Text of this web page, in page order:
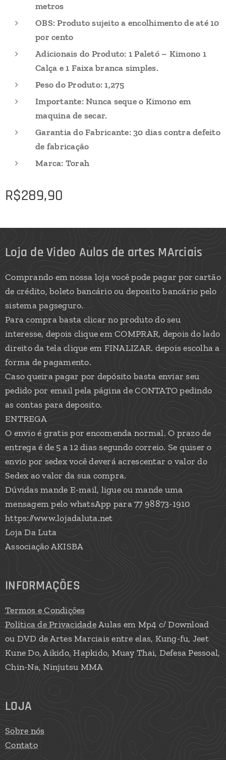
metros
OBS: Produto sujeito a encolhimento de até 10
por cento
Adicionais do Produto: 1 Paletó – Kimono 1
Calça e 1 Faixa branca simples.
Peso do Produto: 1,275
Importante: Nunca seque o Kimono em
maquina de secar.
Garantia do Fabricante: 30 dias contra defeito
de fabricação
Marca: Torah
R$289,90
Loja de Video Aulas de artes MArciais
Comprando em nossa loja você pode pagar por cartão
de crédito, boleto bancário ou deposito bancário pelo
sistema pagseguro.
Para compra basta clicar no produto do seu
interesse, depois clique em COMPRAR, depois do lado
direito da tela clique em FINALIZAR. depois escolha a
forma de pagamento.
Caso queira pagar por depósito basta enviar seu
pedido por email pela página de CONTATO pedindo
as contas para deposito.
ENTREGA
O envio é gratis por encomenda normal. O prazo de
entrega é de 5 a 12 dias segundo correio. Se quiser o
envio por sedex você deverá acrescentar o valor do
Sedex ao valor da sua compra.
Dúvidas mande E-mail, ligue ou mande uma
mensagem pelo whatsApp para 77 98873-1910
https://www.lojadaluta.net
Loja Da Luta
Associação AKISBA
INFORMAÇÕES
Termos e Condições
Política de PrivacidadeAulas em Mp4 c/ Download
ou DVD de Artes Marciais entre elas, Kung-fu, Jeet
Kune Do, Aikido, Hapkido, Muay Thai, Defesa Pessoal,
Chin-Na, Ninjutsu MMA
LOJA
Sobre nós
Contato